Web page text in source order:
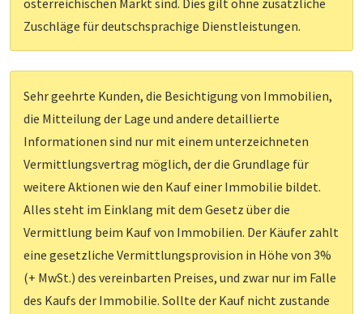
österreichischen Markt sind. Dies gilt ohne zusätzliche
Zuschläge für deutschsprachige Dienstleistungen.
Sehr geehrte Kunden, die Besichtigung von Immobilien,
die Mitteilung der Lage und andere detaillierte
Informationen sind nur mit einem unterzeichneten
Vermittlungsvertrag möglich, der die Grundlage für
weitere Aktionen wie den Kauf einer Immobilie bildet.
Alles steht im Einklang mit dem Gesetz über die
Vermittlung beim Kauf von Immobilien. Der Käufer zahlt
eine gesetzliche Vermittlungsprovision in Höhe von 3%
(+ MwSt.) des vereinbarten Preises, und zwar nur im Falle
des Kaufs der Immobilie. Sollte der Kauf nicht zustande